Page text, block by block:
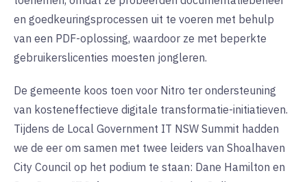
en goedkeuringsprocessen uit te voeren met behulp
van een PDF-oplossing, waardoor ze met beperkte
gebruikerslicenties moesten jongleren.
De gemeente koos toen voor Nitro ter ondersteuning
van kosteneffectieve digitale transformatie-initiatieven.
Tijdens de Local Government IT NSW Summit hadden
we de eer om samen met twee leiders van Shoalhaven
City Council op het podium te staan: Dane Hamilton en